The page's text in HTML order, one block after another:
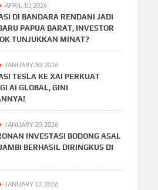
APRIL 10, 2026
DI BANDARA RENDANI JADI
PAPUA BARAT, INVESTOR
TUNJUKKAN MINAT?
JANUARY 30, 2026
TESLA KE XAI PERKUAT
AI GLOBAL, GINI
JANUARY 20, 2026
INVESTASI BODONG ASAL
BERHASIL DIRINGKUS DI
JANUARY 12, 2026